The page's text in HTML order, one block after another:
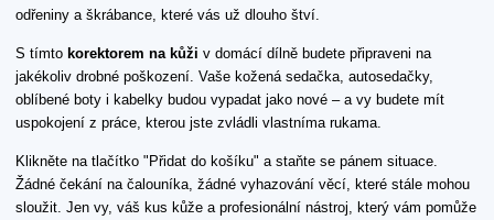
odřeniny a škrábance, které vás už dlouho štví.
S tímto korektorem na kůži v domácí dílně budete připraveni na
jakékoliv drobné poškození. Vaše kožená sedačka, autosedačky,
oblíbené boty i kabelky budou vypadat jako nové – a vy budete mít
uspokojení z práce, kterou jste zvládli vlastníma rukama.
Klikněte na tlačítko "Přidat do košíku" a staňte se pánem situace.
Žádné čekání na čalouníka, žádné vyhazování věcí, které stále mohou
sloužit. Jen vy, váš kus kůže a profesionální nástroj, který vám pomůže